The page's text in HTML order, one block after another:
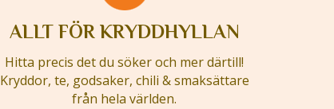
ALLT FÖR KRYDDHYLLAN
Hitta precis det du söker och mer därtill!
Kryddor, te, godsaker, chili & smaksättare
från hela världen.